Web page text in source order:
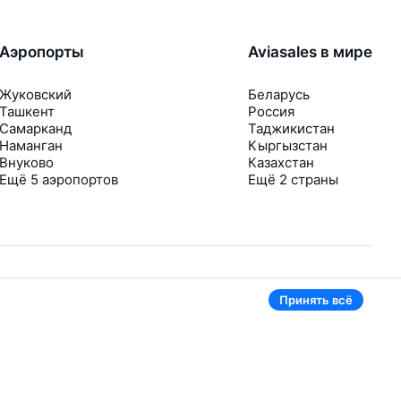
5 аэропортов
Aviasales в мире
Беларусь
Россия
Таджикистан
Кыргызстан
Казахстан
Ещё 2 страны
Принять всё